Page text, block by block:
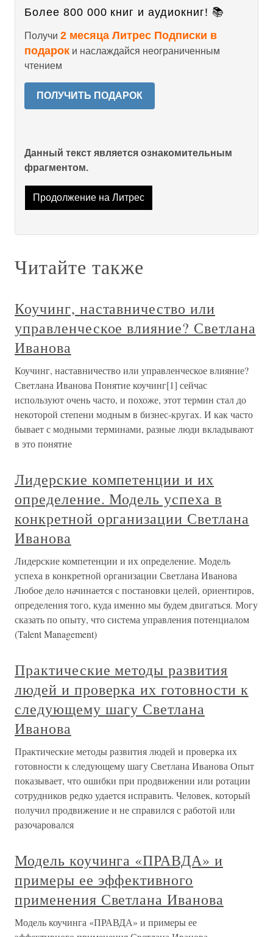
Более 800 000 книг и аудиокниг! 📚
Получи 2 месяца Литрес Подписки в
подарок и наслаждайся неограниченным
чтением
ПОЛУЧИТЬ ПОДАРОК
Данный текст является ознакомительным
фрагментом.
Продолжение на Литрес
Читайте также
Коучинг, наставничество или
управленческое влияние? Светлана
Иванова
Коучинг, наставничество или управленческое влияние?
Светлана Иванова Понятие коучинг[1] сейчас
используют очень часто, и похоже, этот термин стал до
некоторой степени модным в бизнес-кругах. И как часто
бывает с модными терминами, разные люди вкладывают
в это понятие
Лидерские компетенции и их
определение. Модель успеха в
конкретной организации Светлана
Иванова
Лидерские компетенции и их определение. Модель
успеха в конкретной организации Светлана Иванова
Любое дело начинается с постановки целей, ориентиров,
определения того, куда именно мы будем двигаться. Могу
сказать по опыту, что система управления потенциалом
(Talent Management)
Практические методы развития
людей и проверка их готовности к
следующему шагу Светлана
Иванова
Практические методы развития людей и проверка их
готовности к следующему шагу Светлана Иванова Опыт
показывает, что ошибки при продвижении или ротации
сотрудников редко удается исправить. Человек, который
получил продвижение и не справился с работой или
разочаровался
Модель коучинга «ПРАВДА» и
примеры ее эффективного
применения Светлана Иванова
Модель коучинга «ПРАВДА» и примеры ее